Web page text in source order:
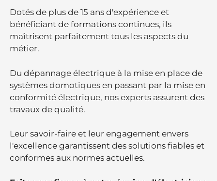
Dotés de plus de 15 ans d'expérience et
bénéficiant de formations continues, ils
maîtrisent parfaitement tous les aspects du
métier.
Du dépannage électrique à la mise en place de
systèmes domotiques en passant par la mise en
conformité électrique, nos experts assurent des
travaux de qualité.
Leur savoir-faire et leur engagement envers
l'excellence garantissent des solutions fiables et
conformes aux normes actuelles.